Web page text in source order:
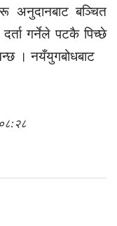
अनुदानबाट बञ्चित
गर्नेले पटकै पिच्छे
। नयँयुगबोधबाट
०८:२८